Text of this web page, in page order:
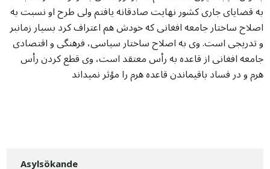
به قضایای جاری کشور نهایت صادقانه یافتم ولی طرح او نسبت به
اصلاح ساختار جامعه افغانی که خودش هم اعتراف کرد بسیار زمانبر
و تدریجی است. وی به اصلاح ساختار سیاسی، فرهنگی و اقتصادی
جامعه افغانی از قاعده به رأس معتقد است، وی قطع کردن رأس
هرم و در فساد باقیماندن قاعده هرم را مؤثر نمیداند
Asylsökande